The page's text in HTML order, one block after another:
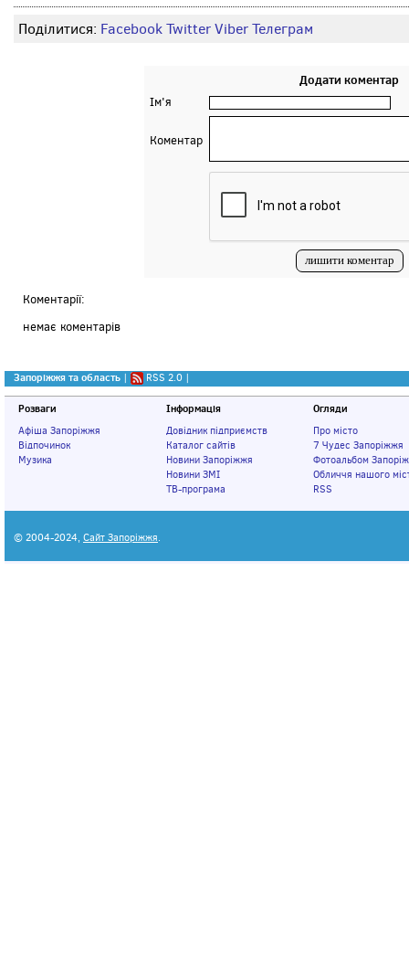
Поділитися: FacebookTwitterViberТелеграм
Додати коментар
Ім'я
Коментар
Коментарії:
немає коментарів
Запоріжжя та область | RSS 2.0 |
Розваги
Афіша Запоріжжя
Відпочинок
Музика
Інформація
Довідник підприємств
Каталог сайтів
Новини Запоріжжя
Новини ЗМІ
ТВ-програма
Огляди
Про місто
7 Чудес Запоріжжя
Фотоальбом
Обличчя нашого
RSS
© 2004-2024, Сайт Запоріжжя.